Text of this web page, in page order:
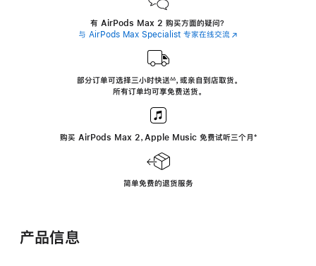
有 AirPods Max 2 购买方面的疑问？
与 AirPods Max Specialist 专家在线交流(在
中
部分订单可选择三小时快送∆∆， 或亲自到店取货。
所有订单均可享免费送货。
购买 AirPods Max 2，Apple Music 免费试听三个月 ‍脚
‍⁺
简单免费的退货服务
产品信息